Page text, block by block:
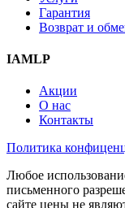
Гарантия
Возврат и
IAMLP
Акции
О нас
Контакты
Политика
Любое
письменного
сайте цены не